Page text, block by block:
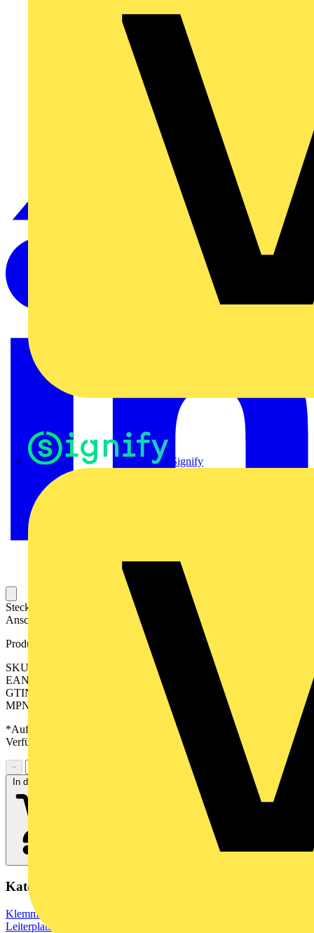
Signify
Steckbarer Leiterplatten-Anschluss mit innovativer
Anschlusstechnologie für eine sichere und intuitive Handhabung.
Produktkennzeichen
SKU: 2647440000
EAN: 04050118639537
GTIN: 04050118639537
MPN: CPS 5.08/21/180 SN GN BX
*Auf Anfrage verfügbar - bitte in den Warenkorb legen, um
Verfügbarkeit zu prüfen
−
In den Warenkorb
Kategorien
Klemmen, Steckverbinder & Verbindungselemente
Leiterplattensteckverbinder